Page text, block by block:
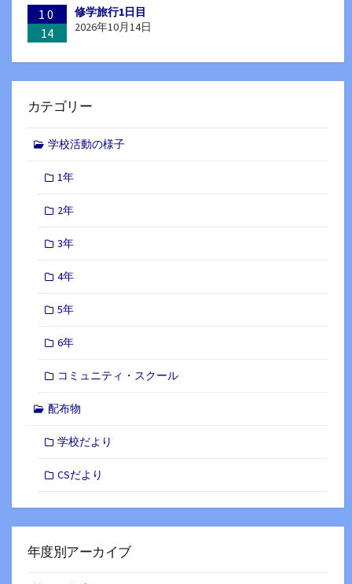
10
14
修学旅行1日目
2026年10月14日
カテゴリー
学校活動の様子
1年
2年
3年
4年
5年
6年
コミュニティ・スクール
配布物
学校だより
CSだより
年度別アーカイブ